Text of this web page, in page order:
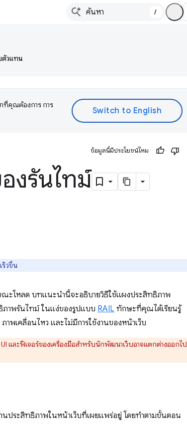
/
ตัวแทน
ที่คุณต้องการ การ
ข้อมูลนี้มีประโยชน์ไหม
งรันไทม์
ร็วขึ้น
ะโหลด บทแนะนำนี้จะอธิบายวิธีใช้แผงประสิทธิภาพ
ภาพรันไทม์ ในแง่ของรูปแบบ RAIL ทักษะที่คุณได้เรียนรู้
พเคลื่อนไหว และไม่มีการใช้งานของหน้าเว็บ
และฟีเจอร์ของเครื่องมือสำหรับนักพัฒนาเว็บอาจแตกต่างออกไป
ประสิทธิภาพในหน้าเว็บที่เผยแพร่อยู่ โดยทำตามขั้นตอน